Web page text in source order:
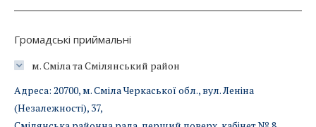
Громадські приймальні
м. Сміла та Смілянський район
Адреса: 20700, м. Сміла Черкаської обл., вул. Леніна
(Незалежності), 37,